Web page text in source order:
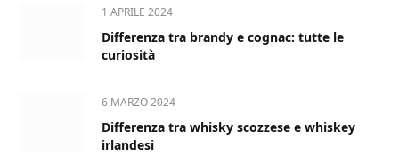
1 APRILE 2024
Differenza tra brandy e cognac: tutte le
curiosità
6 MARZO 2024
Differenza tra whisky scozzese e whiskey
irlandesi